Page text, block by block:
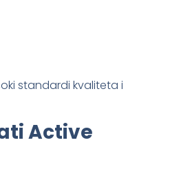
standardi kvaliteta i
Active